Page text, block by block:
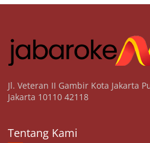
Jl. Veteran II Gambir Kota Jakarta
Jakarta 10110 42118
Tentang Kami